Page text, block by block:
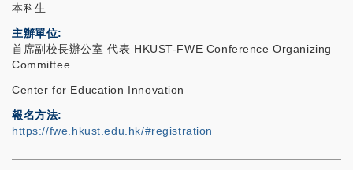
本科生
主辦單位
首席副校長辦公室 代表 HKUST-FWE Conference Organizing
Committee
Center for Education Innovation
報名方法
https://fwe.hkust.edu.hk/#registration